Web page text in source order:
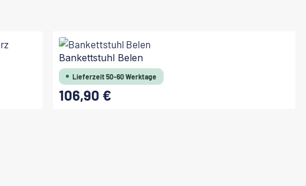
Bankettstuhl Belen
Lieferzeit 50-60 Werktage
Regulärer Preis:
106,90 €